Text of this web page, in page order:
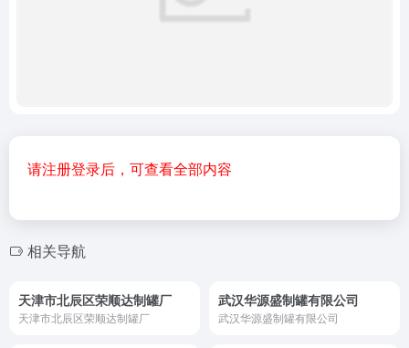
请注册登录后，可查看全部内容
相关导航
天津市北辰区荣顺达制罐厂
天津市北辰区荣顺达制罐厂
武汉华源盛制罐有限公司
武汉华源盛制罐有限公司